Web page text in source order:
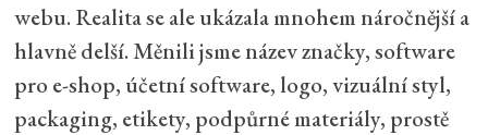
webu. Realita se ale ukázala mnohem náročnější a
hlavně delší. Měnili jsme název značky, software
pro e-shop, účetní software, logo, vizuální styl,
packaging, etikety, podpůrné materiály, prostě